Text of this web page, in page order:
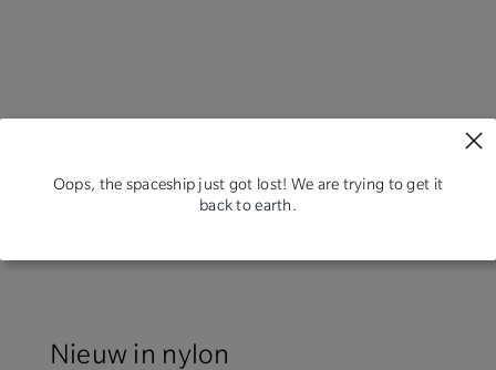
Oops, the spaceship just got lost! We are trying to get it
back to earth.
Nieuw in nylon